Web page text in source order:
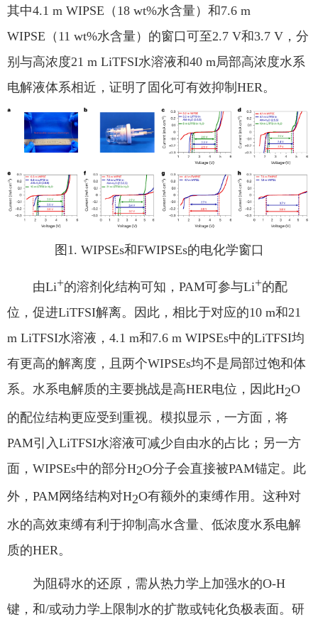
其中4.1 m WIPSE （ 18 wt%水含量）和7.6 m
WIPSE （ 11 wt%水含量）的窗口可至2.7 V和3.7 V ，分
别与高浓度21 m LiTFSI水溶液和40 m局部高浓度水系
电解液体系相近，证明了固化可有效抑制 HER。
图 1. WIPSEs和FWIPSEs的电化学窗口
由Li+的溶剂化结构可知，PAM可参与Li+的配
位，促进LiTFSI解离。因此，相比于对应的10 m和21
m LiTFSI水溶液， 4.1 m和7.6 m WIPSEs中的LiTFSI均
有更高的解离度，且两个WIPSEs均不是局部过饱和体
系。水系电解质的主要挑战是高HER电位，因此H2O
的配位结构更应受到重视。模拟显示，一方面，将
PAM引入 LiTFSI水溶液可减少自由水的占比；另一方
面， WIPSEs中的部分H2O分子会直接被PAM锚定。此
外， PAM网络结构对H2O有额外的束缚作用。这种对
水的高效束缚有利于抑制高水含量、低浓度水系电解
质的HER。
为阻碍水的还原，需从热力学上加强水的O-H
键，和/或动力学上限制水的扩散或钝化负极表面。研